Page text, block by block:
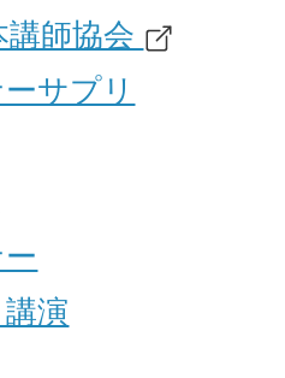
講師協会
サプリ
演